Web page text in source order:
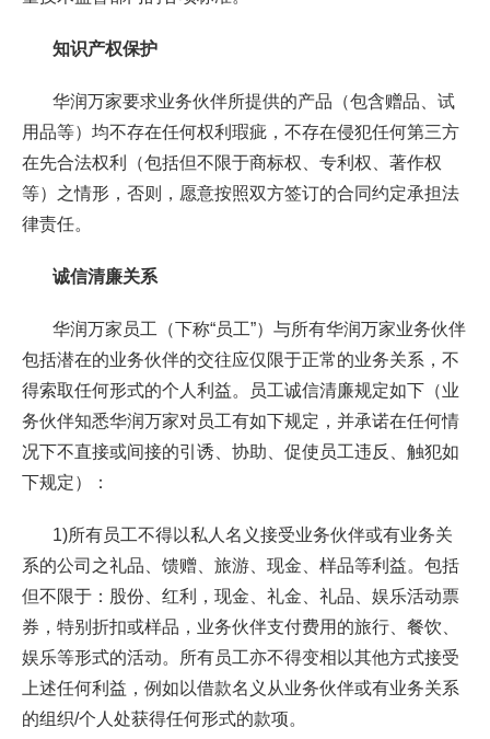
知识产权保护
华润万家要求业务伙伴所提供的产品（包含赠品、试
用品等）均不存在任何权利瑕疵，不存在侵犯任何第三方
在先合法权利（包括但不限于商标权、专利权、著作权
等）之情形，否则，愿意按照双方签订的合同约定承担法
律责任。
诚信清廉关系
华润万家员工（下称“员工”）与所有华润万家业务伙伴
包括潜在的业务伙伴的交往应仅限于正常的业务关系，不
得索取任何形式的个人利益。员工诚信清廉规定如下（业
务伙伴知悉华润万家对员工有如下规定，并承诺在任何情
况下不直接或间接的引诱、协助、促使员工违反、触犯如
下规定）：
1)所有员工不得以私人名义接受业务伙伴或有业务关
系的公司之礼品、馈赠、旅游、现金、样品等利益。包括
但不限于：股份、红利，现金、礼金、礼品、娱乐活动票
券，特别折扣或样品，业务伙伴支付费用的旅行、餐饮、
娱乐等形式的活动。所有员工亦不得变相以其他方式接受
上述任何利益，例如以借款名义从业务伙伴或有业务关系
的组织/个人处获得任何形式的款项。